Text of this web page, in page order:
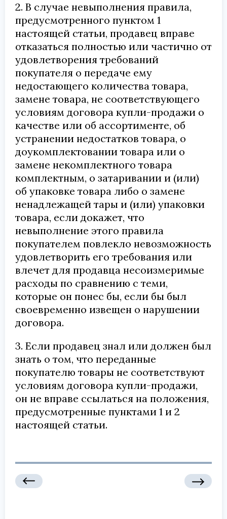
2. В случае невыполнения правила,
предусмотренного пунктом 1
настоящей статьи, продавец вправе
отказаться полностью или частично от
удовлетворения требований
покупателя о передаче ему
недостающего количества товара,
замене товара, не соответствующего
условиям договора купли-продажи о
качестве или об ассортименте, об
устранении недостатков товара, о
доукомплектовании товара или о
замене некомплектного товара
комплектным, о затаривании и (или)
об упаковке товара либо о замене
ненадлежащей тары и (или) упаковки
товара, если докажет, что
невыполнение этого правила
покупателем повлекло невозможность
удовлетворить его требования или
влечет для продавца несоизмеримые
расходы по сравнению с теми,
которые он понес бы, если бы был
своевременно извещен о нарушении
договора.
3. Если продавец знал или должен был
знать о том, что переданные
покупателю товары не соответствуют
условиям договора купли-продажи,
он не вправе ссылаться на положения,
предусмотренные пунктами 1 и 2
настоящей статьи.